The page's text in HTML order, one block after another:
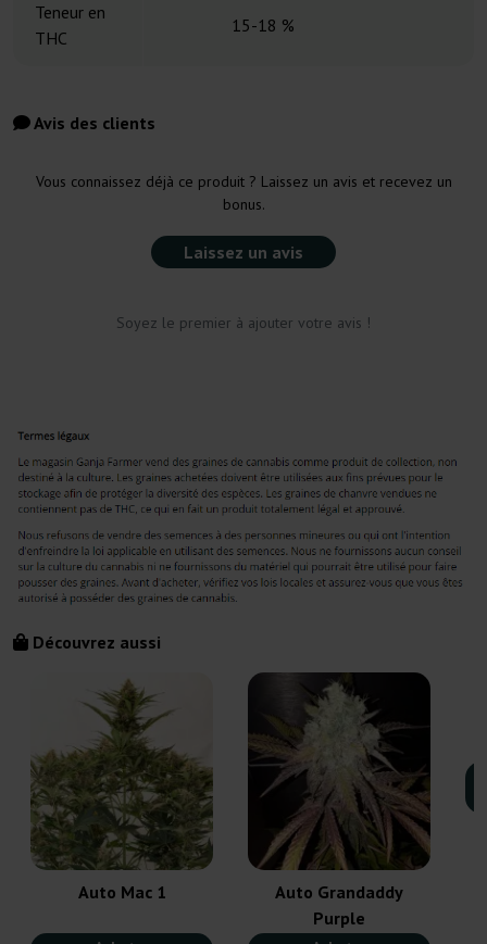
Teneur en
THC
15-18 %
Avis des clients
Vous connaissez déjà ce produit ? Laissez un avis et recevez un
bonus.
Laissez un avis
Soyez le premier à ajouter votre avis !
Découvrez aussi
Auto Mac 1
Auto Grandaddy
Purple